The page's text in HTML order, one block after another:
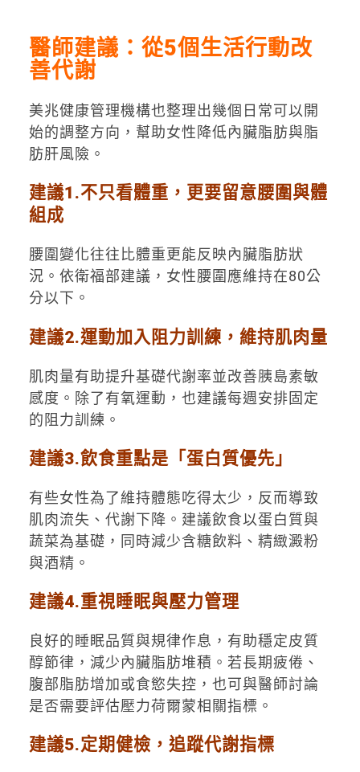
醫師建議：從5個生活行動改
善代謝
美兆健康管理機構也整理出幾個日常可以開
始的調整方向，幫助女性降低內臟脂肪與脂
肪肝風險。
建議1.不只看體重，更要留意腰圍與體
組成
腰圍變化往往比體重更能反映內臟脂肪狀
況。依衛福部建議，女性腰圍應維持在80公
分以下。
建議2.運動加入阻力訓練，維持肌肉量
肌肉量有助提升基礎代謝率並改善胰島素敏
感度。除了有氧運動，也建議每週安排固定
的阻力訓練。
建議3.飲食重點是「蛋白質優先」
有些女性為了維持體態吃得太少，反而導致
肌肉流失、代謝下降。建議飲食以蛋白質與
蔬菜為基礎，同時減少含糖飲料、精緻澱粉
與酒精。
建議4.重視睡眠與壓力管理
良好的睡眠品質與規律作息，有助穩定皮質
醇節律，減少內臟脂肪堆積。若長期疲倦、
腹部脂肪增加或食慾失控，也可與醫師討論
是否需要評估壓力荷爾蒙相關指標。
建議5.定期健檢，追蹤代謝指標